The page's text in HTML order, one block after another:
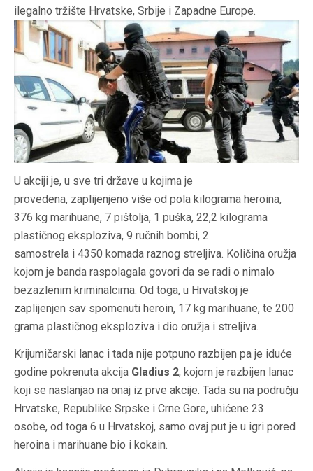
ilegalno tržište Hrvatske, Srbije i Zapadne Europe.
U akciji je, u sve tri države u kojima je
provedena, zaplijenjeno više od pola kilograma heroina,
376 kg marihuane, 7 pištolja, 1 puška, 22,2 kilograma
plastičnog eksploziva, 9 ručnih bombi, 2
samostrela i 4350 komada raznog streljiva. Količina oružja
kojom je banda raspolagala govori da se radi o nimalo
bezazlenim kriminalcima. Od toga, u Hrvatskoj je
zaplijenjen sav spomenuti heroin, 17 kg marihuane, te 200
grama plastičnog eksploziva i dio oružja i streljiva.
Krijumičarski lanac i tada nije potpuno razbijen pa je iduće
godine pokrenuta akcija Gladius 2, kojom je razbijen lanac
koji se naslanjao na onaj iz prve akcije. Tada su na području
Hrvatske, Republike Srpske i Crne Gore, uhićene 23
osobe, od toga 6 u Hrvatskoj, samo ovaj put je u igri pored
heroina i marihuane bio i kokain.